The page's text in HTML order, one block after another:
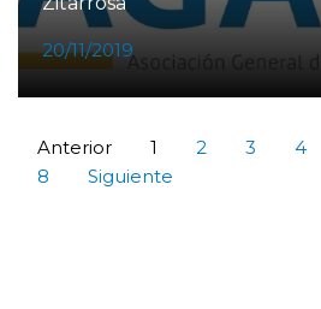
20/11/2019
Anterior 1 2 3 4
8
Siguiente